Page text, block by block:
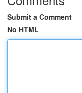
Submit a Comment
No HTML